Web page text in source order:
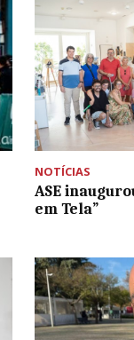
NOTÍCIAS
ASE
em Tela”